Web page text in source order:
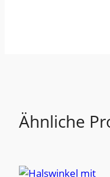
Ähnliche